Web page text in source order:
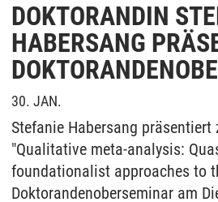
DOKTORANDIN
HABERSANG
30. JAN.
Stefanie Habersang präsentiert
"Qualitative meta-analysis:
foundationalist approaches to
Doktorandenoberseminar am